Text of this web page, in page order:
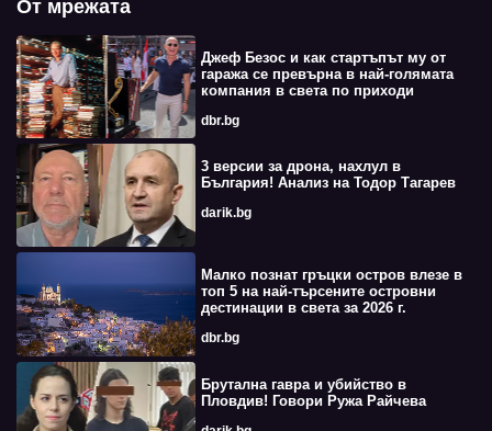
От мрежата
Джеф Безос и как стартъпът му от
гаража се превърна в най-голямата
компания в света по приходи
dbr.bg
3 версии за дрона, нахлул в
България! Анализ на Тодор Тагарев
darik.bg
Малко познат гръцки остров влезе в
топ 5 на най-търсените островни
дестинации в света за 2026 г.
dbr.bg
Брутална гавра и убийство в
Пловдив! Говори Ружа Райчева